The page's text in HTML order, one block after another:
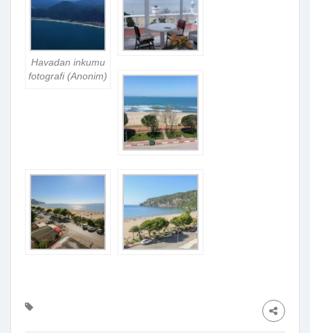
Havadan inkumu
fotografi (Anonim)